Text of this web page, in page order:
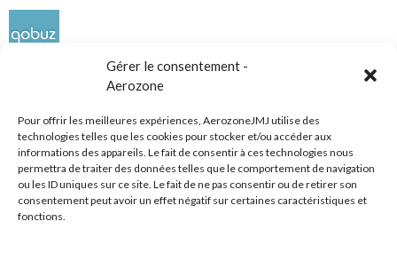
Gérer le consentement -
Aerozone
Pour offrir les meilleures expériences, AerozoneJMJ utilise des
technologies telles que les cookies pour stocker et/ou accéder aux
informations des appareils. Le fait de consentir à ces technologies nous
permettra de traiter des données telles que le comportement de navigation
ou les ID uniques sur ce site. Le fait de ne pas consentir ou de retirer son
consentement peut avoir un effet négatif sur certaines caractéristiques et
fonctions.
Réseaux sociaux